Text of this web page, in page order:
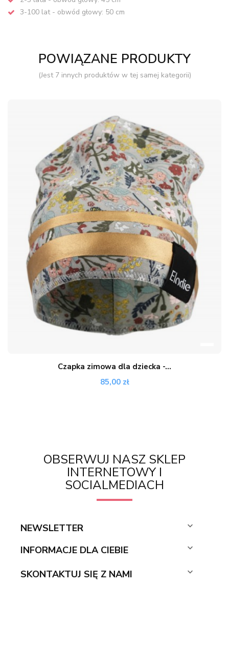
3-100 lat - obwód głowy: 50 cm
POWIĄZANE PRODUKTY
(Jest 7 innych produktów w tej samej kategorii)
Czapka zimowa dla dziecka -...
85,00 zł
OBSERWUJ NASZ SKLEP
INTERNETOWY I
SOCIALMEDIACH
NEWSLETTER 
INFORMACJE DLA CIEBIE 
SKONTAKTUJ SIĘ Z NAMI 